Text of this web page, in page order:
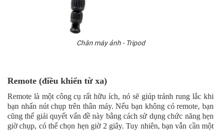
Chân máy ảnh - Tripod
Remote (điều khiển từ xa)
Remote là một công cụ rất hữu ích, nó sẽ giúp tránh rung lắc khi
bạn nhấn nút chụp trên thân máy. Nếu bạn không có remote, bạn
cũng thể giải quyết vấn đề này bằng cách sử dụng chức năng hẹn
giờ chụp, có thể chọn hẹn giờ 2 giây. Tuy nhiên, bạn vẫn cần một